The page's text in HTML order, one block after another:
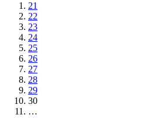
21
22
23
24
25
26
27
28
29
30
…